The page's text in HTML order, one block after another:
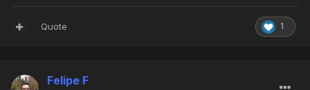
1
Quote
Felipe F